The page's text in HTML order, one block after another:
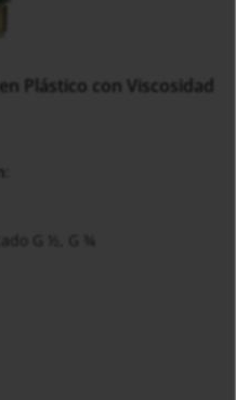
Plástico con Viscosidad
G ½, G ¾